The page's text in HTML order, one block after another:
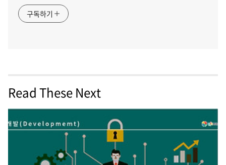
구독하기
Read These Next